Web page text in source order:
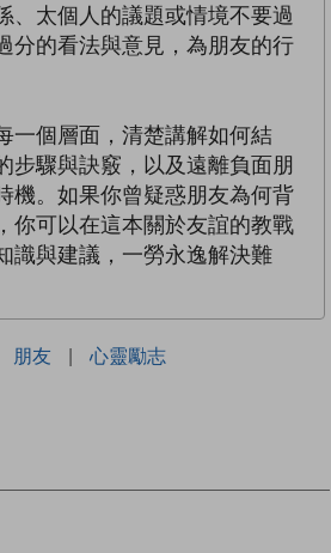
、太個人的議題或情境不要過
分的看法與意見，為朋友的行
一個層面，清楚講解如何結
步驟與訣竅，以及遠離負面朋
機。如果你曾疑惑朋友為何背
你可以在這本關於友誼的教戰
識與建議，一勞永逸解決難
朋友 | 心靈勵志